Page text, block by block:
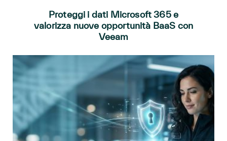
Proteggi i dati Microsoft 365 e
valorizza nuove opportunità BaaS con
Veeam